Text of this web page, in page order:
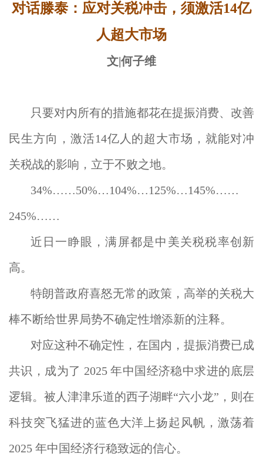
对话滕泰：应对关税冲击，须激活14亿
人超大市场
文|何子维
只要对内所有的措施都花在提振消费、改善
民生方向，激活14亿人的超大市场，就能对冲
关税战的影响，立于不败之地。
34%……50%…104%…125%…145%……
245%……
近日一睁眼，满屏都是中美关税税率创新
高。
特朗普政府喜怒无常的政策，高举的关税大
棒不断给世界局势不确定性增添新的注释。
对应这种不确定性，在国内，提振消费已成
共识，成为了 2025 年中国经济稳中求进的底层
逻辑。被人津津乐道的西子湖畔“六小龙”，则在
科技突飞猛进的蓝色大洋上扬起风帆，激荡着
2025 年中国经济行稳致远的信心。